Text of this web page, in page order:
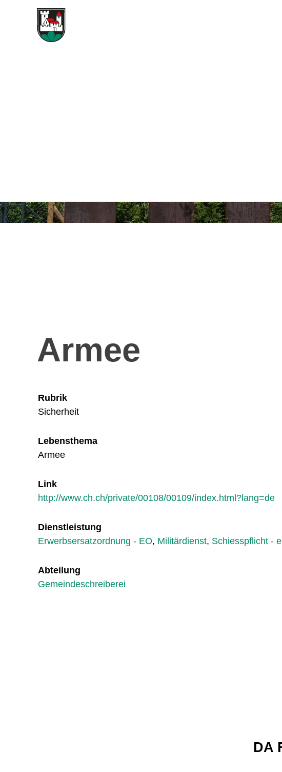
Armee
Rubrik
Sicherheit
Lebensthema
Armee
Link
http://www.ch.ch/private/00108/00109/index.html?lang=de
Dienstleistung
Erwerbsersatzordnung - EO, Militärdienst, Schiesspflicht -
Abteilung
Gemeindeschreiberei
DA